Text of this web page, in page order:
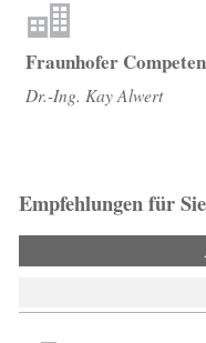
Fraunhofer
Dr.-Ing. Kay Alwert
Empfehlungen für Sie